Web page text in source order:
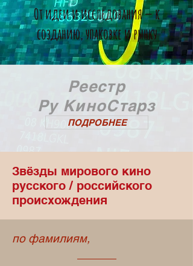
От идеи и исследования — к
созданию, упаковке и рынку
Реестр
Ру КиноСтарз
ПОДРОБНЕЕ
Звёзды мирового кино
русского / российского
происхождения
по фамилиям,